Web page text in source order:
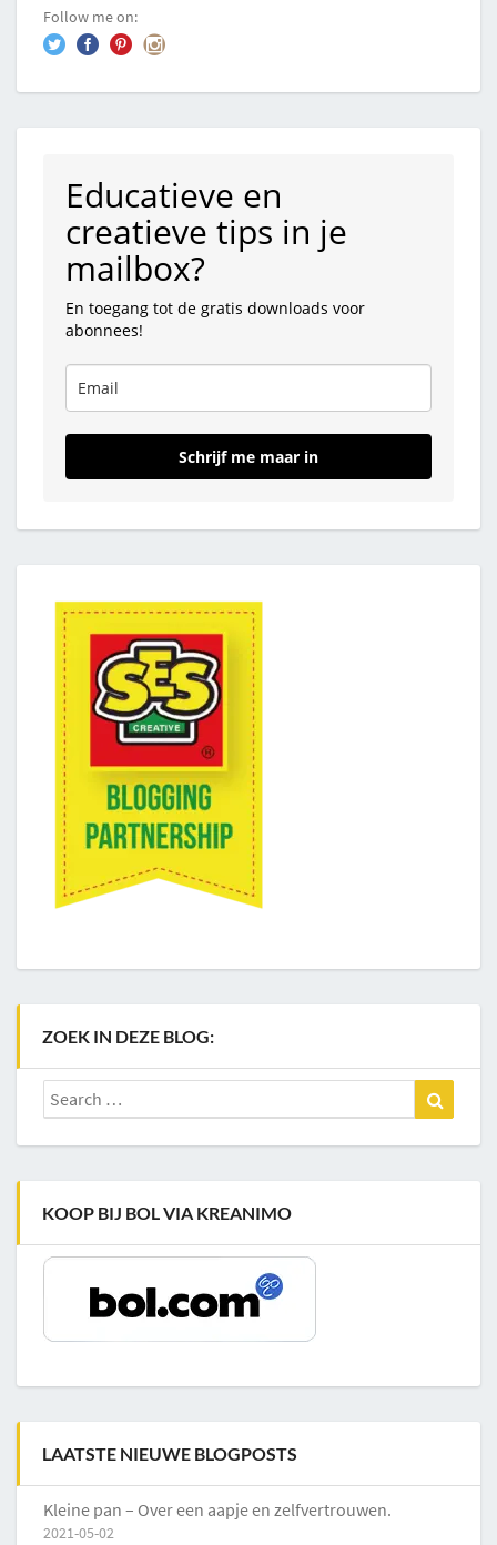
Follow me on:
Educatieve en
creatieve tips in je
mailbox?
En toegang tot de gratis downloads voor
abonnees!
Schrijf me maar in
ZOEK IN DEZE BLOG:
Search
for:
KOOP BIJ BOL VIA KREANIMO
LAATSTE NIEUWE BLOGPOSTS
Kleine pan – Over een aapje en zelfvertrouwen.
2021-05-02